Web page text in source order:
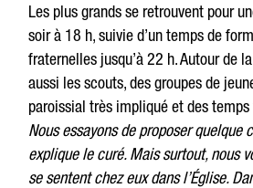
Les plus grands se retrouvent pour
soir à 18 h, suivie d’un temps de
fraternelles jusqu’à 22 h. Autour de
aussi les scouts, des groupes de
paroissial très impliqué et des
Nous essayons de proposer quelque
explique le curé. Mais surtout, nous
se sentent chez eux dans l’Église.